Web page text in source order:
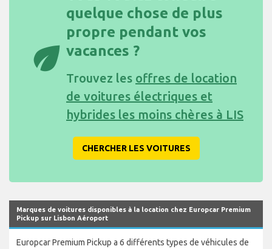
eco
quelque chose de plus
propre pendant vos
vacances ?
Trouvez les offres de location
de voitures électriques et
hybrides les moins chères à LIS
CHERCHER LES VOITURES
Marques de voitures disponibles à la location chez Europcar Premium
Pickup sur Lisbon Aéroport
Europcar Premium Pickup a 6 différents types de véhicules de